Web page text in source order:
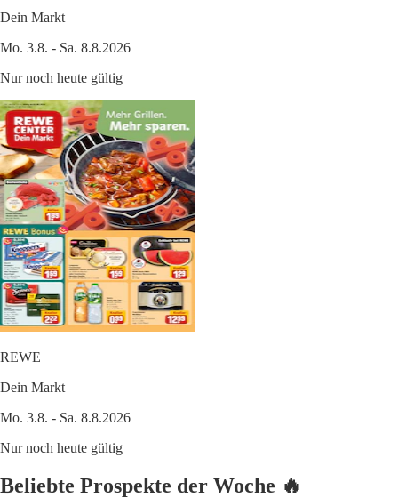
Dein Markt
Mo. 3.8. - Sa. 8.8.2026
Nur noch heute gültig
REWE
Dein Markt
Mo. 3.8. - Sa. 8.8.2026
Nur noch heute gültig
Beliebte Prospekte der Woche 🔥